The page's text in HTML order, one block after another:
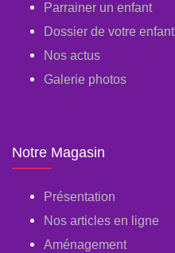
Parrainer un enfant
Dossier de votre enfant
Nos actus
Galerie photos
Notre Magasin
Présentation
Nos articles en ligne
Aménagement